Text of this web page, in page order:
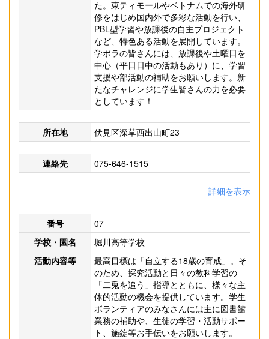
た。東ティモールやベトナムでの海外研
修をはじめ国内外で多彩な活動を行い、
PBL型学習や放課後の自主プロジェクト
など、特色ある活動を展開しています。
学ボラの皆さんには、放課後や土曜日を
中心（平日日中の活動もあり）に、学習
支援や部活動の補助をお願いします。新
たなチャレンジに学生皆さんの力を必要
としています！
所在地 伏見区深草西出山町23
連絡先 075-646-1515
詳細を表示
番号
07
学校・園名
堀川高等学校
活動内容等
最高目標は「自立する18歳の育成」。そ
のため、探究活動と日々の教科学習の
「二兎を追う」指導とともに、様々な主
体的活動の機会を提供しています。学生
ボランティアのみなさんには主に図書館
業務の補助や、生徒の学習・活動サポー
ト、施錠等お手伝いをお願いします。